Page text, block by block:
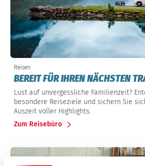
Reisen
BEREIT FÜR IHREN NÄCHSTEN
Lust auf unvergessliche Familienzeit?
besondere Reiseziele und sichern Sie
Auszeit voller Highlights.
Zum Reisebüro